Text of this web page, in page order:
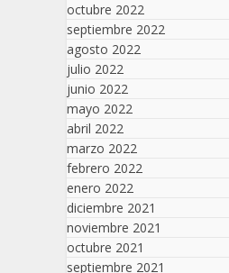
octubre 2022
septiembre 2022
agosto 2022
julio 2022
junio 2022
mayo 2022
abril 2022
marzo 2022
febrero 2022
enero 2022
diciembre 2021
noviembre 2021
octubre 2021
septiembre 2021